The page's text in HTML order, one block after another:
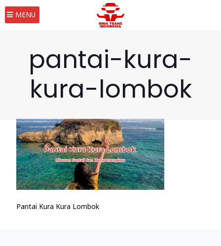
MENU
pantai-kura-
kura-lombok
Pantai Kura Kura Lombok